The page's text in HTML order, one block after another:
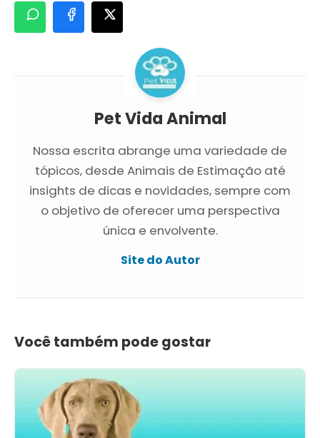
Pet Vida Animal
Nossa escrita abrange uma variedade de
tópicos, desde Animais de Estimação até
insights de dicas e novidades, sempre com
o objetivo de oferecer uma perspectiva
única e envolvente.
Site do Autor
Você também pode gostar